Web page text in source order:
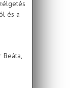
és a
Beáta,